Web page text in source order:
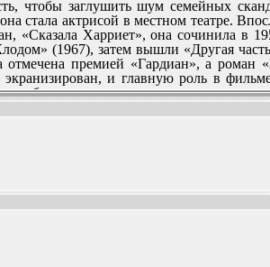
чтобы заглушить шум семейных
стала актрисой в местном театре.
«Сказала Харриет», она сочинила в
(1967), затем вышли «Другая
премией «Гардиан», а роман
и главную роль в
и обратилась к историческому жанру,
(1998), «Если верить Куини»
премии, но так ее и не